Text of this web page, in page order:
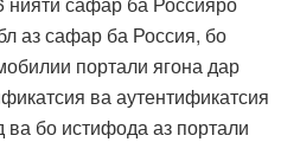
аз сафар ба Россия, бо
портали ягона дар
ва аутентификатсия
бо истифода аз портали